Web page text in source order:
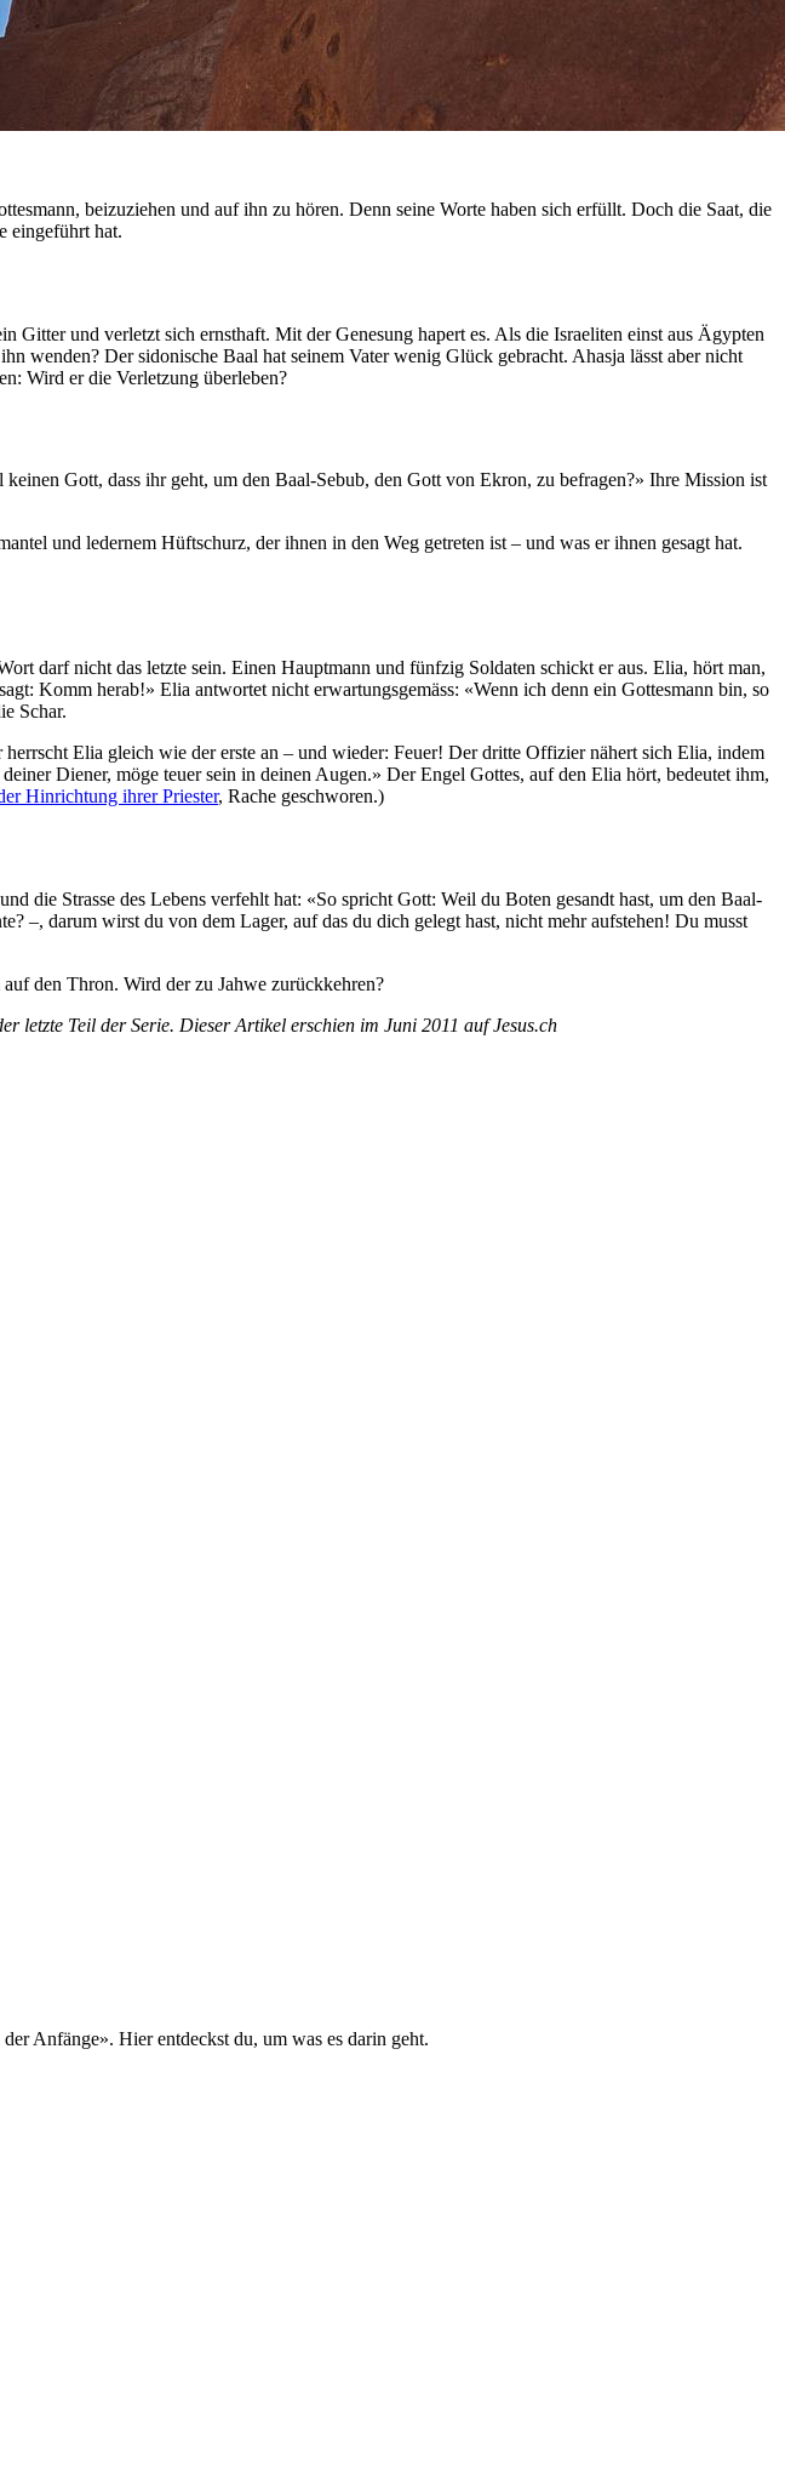
beizuziehen und auf ihn zu hören. Denn seine Worte haben sich erfüllt. Doch die Saat, die
eingeführt hat.
Gitter und verletzt sich ernsthaft. Mit der Genesung hapert es. Als die Israeliten einst aus Ägypten
wenden? Der sidonische Baal hat seinem Vater wenig Glück gebracht. Ahasja lässt aber nicht
Wird er die Verletzung überleben?
Gott, dass ihr geht, um den Baal-Sebub, den Gott von Ekron, zu befragen?» Ihre Mission ist
und ledernem Hüftschurz, der ihnen in den Weg getreten ist – und was er ihnen gesagt hat.
darf nicht das letzte sein. Einen Hauptmann und fünfzig Soldaten schickt er aus. Elia, hört man,
Komm herab!» Elia antwortet nicht erwartungsgemäss: «Wenn ich denn ein Gottesmann bin, so
Schar.
Elia gleich wie der erste an – und wieder: Feuer! Der dritte Offizier nähert sich Elia, indem
Diener, möge teuer sein in deinen Augen.» Der Engel Gottes, auf den Elia hört, bedeutet ihm,
Hinrichtung ihrer Priester, Rache geschworen.)
die Strasse des Lebens verfehlt hat: «So spricht Gott: Weil du Boten gesandt hast, um den Baal-
–, darum wirst du von dem Lager, auf das du dich gelegt hast, nicht mehr aufstehen! Du musst
den Thron. Wird der zu Jahwe zurückkehren?
letzte Teil der Serie. Dieser Artikel erschien im Juni 2011 auf Jesus.ch
Anfänge». Hier entdeckst du, um was es darin geht.